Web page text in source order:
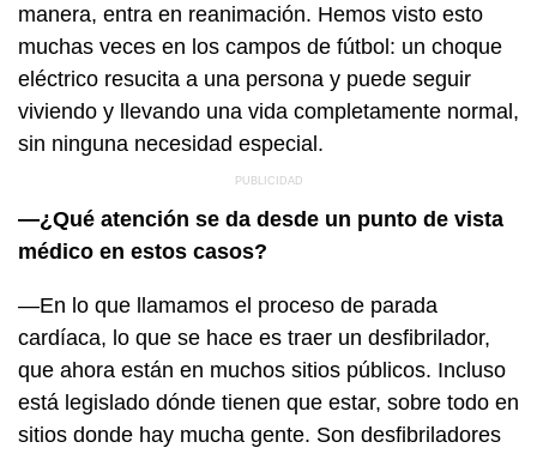
manera, entra en reanimación. Hemos visto esto
muchas veces en los campos de fútbol: un choque
eléctrico resucita a una persona y puede seguir
viviendo y llevando una vida completamente normal,
sin ninguna necesidad especial.
—¿Qué atención se da desde un punto de vista
médico en estos casos?
—En lo que llamamos el proceso de parada
cardíaca, lo que se hace es traer un desfibrilador,
que ahora están en muchos sitios públicos. Incluso
está legislado dónde tienen que estar, sobre todo en
sitios donde hay mucha gente. Son desfibriladores